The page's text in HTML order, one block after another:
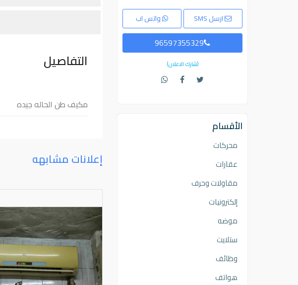
التفاصيل
مكيف طن الحاله جيده
إعلانات مشابهه
ارسل SMS واتس اب
96597355329
(شارك الاعلان)
الأقسام
محركات
عقارات
مقاولات وحرف
إلكترونيات
موضه
ستلايت
وظائف
هواتف